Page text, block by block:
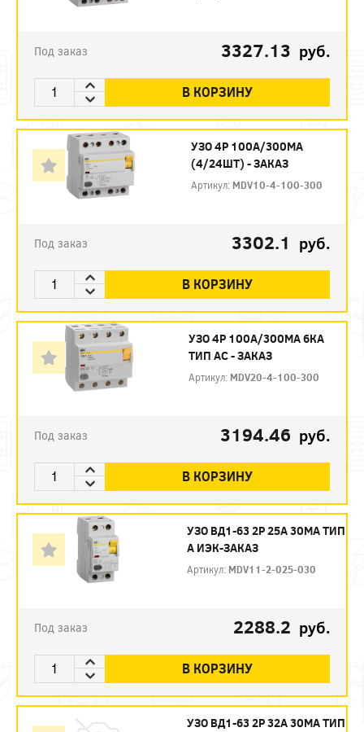
Под заказ 3327.13 руб.
В КОРЗИНУ
УЗО 4P 100А/300МА
(4/24ШТ) - ЗАКАЗ
Артикул: MDV10-4-100-300
Под заказ 3302.1 руб.
В КОРЗИНУ
УЗО 4P 100А/300МА 6КА
ТИП АС - ЗАКАЗ
Артикул: MDV20-4-100-300
Под заказ 3194.46 руб.
В КОРЗИНУ
УЗО ВД1-63 2Р 25А 30МА ТИП
А ИЭК-ЗАКАЗ
Артикул: MDV11-2-025-030
Под заказ 2288.2 руб.
В КОРЗИНУ
УЗО ВД1-63 2Р 32А 30МА ТИП